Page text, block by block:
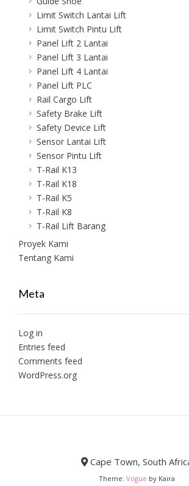
Limit Switch Lantai Lift
Limit Switch Pintu Lift
Panel Lift 2 Lantai
Panel Lift 3 Lantai
Panel Lift 4 Lantai
Panel Lift PLC
Rail Cargo Lift
Safety Brake Lift
Safety Device Lift
Sensor Lantai Lift
Sensor Pintu Lift
T-Rail K13
T-Rail K18
T-Rail K5
T-Rail K8
T-Rail Lift Barang
Proyek Kami
Tentang Kami
Meta
Log in
Entries feed
Comments feed
WordPress.org
Cape Town, South
Theme: Vogue by Kaira